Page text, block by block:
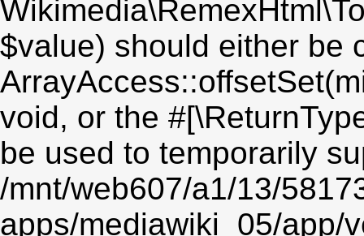
$value) should either be
void, or the
be used to temporarily
/mnt/web607/a1/13/
apps/mediawiki_05/app/